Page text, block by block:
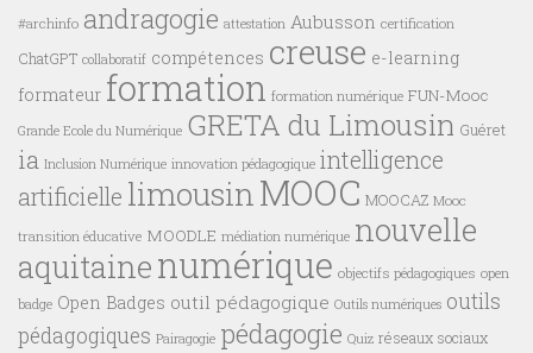
#archinfo andragogie attestation Aubusson certification
ChatGPT collaboratif compétences creuse e-learning
formateur formation formation numérique FUN-Mooc
Grande Ecole du Numérique GRETA du Limousin Guéret
ia Inclusion Numérique innovation pédagogique intelligence
artificielle limousinMOOC MOOCAZ Mooc
transition éducative MOODLE médiation numérique nouvelle
aquitainenumérique objectifs pédagogiques open
badge Open Badges outil pédagogique Outils numériques outils
pédagogiques Pairagogie pédagogie Quiz réseaux sociaux